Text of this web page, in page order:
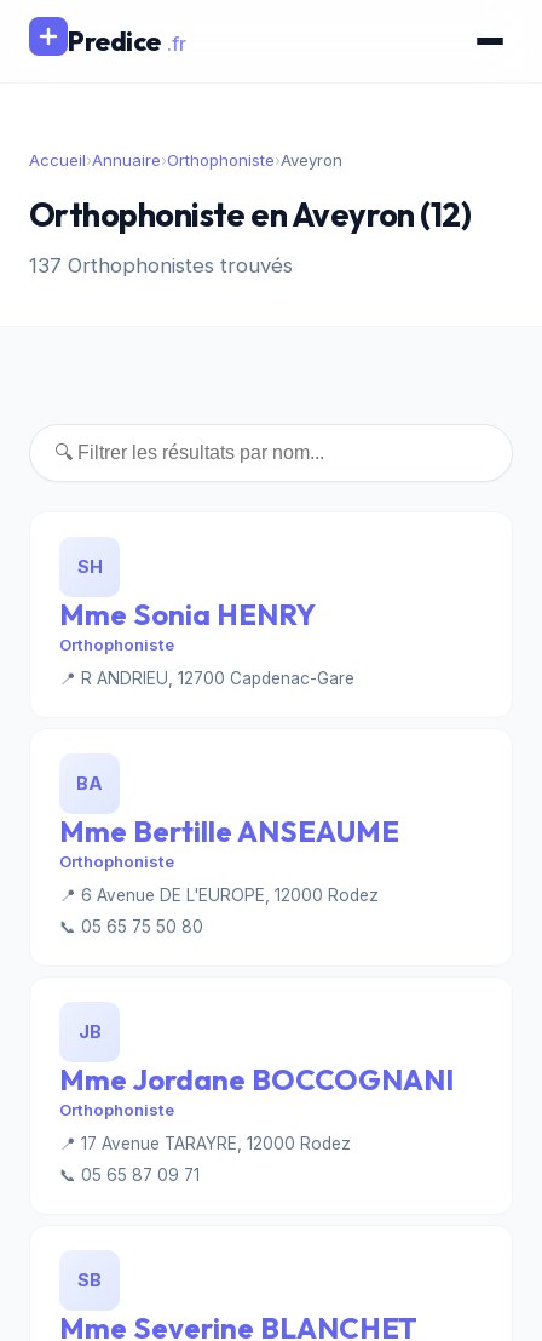
Predice .fr
Accueil›Annuaire›Orthophoniste›Aveyron
Orthophoniste en Aveyron (12)
137 Orthophonistes trouvés
SH
Mme Sonia HENRY
Orthophoniste
📍 R ANDRIEU, 12700 Capdenac-Gare
BA
Mme Bertille ANSEAUME
Orthophoniste
📍 6 Avenue DE L'EUROPE, 12000 Rodez
📞 05 65 75 50 80
JB
Mme Jordane BOCCOGNANI
Orthophoniste
📍 17 Avenue TARAYRE, 12000 Rodez
📞 05 65 87 09 71
SB
Mme Severine BLANCHET